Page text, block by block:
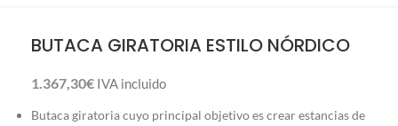
BUTACA GIRATORIA ESTILO NÓRDICO
1.367,30€ IVA incluido
Butaca giratoria cuyo principal objetivo es crear estancias de